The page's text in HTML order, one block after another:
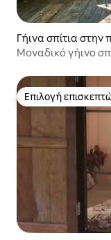
Γήινα σπίτια στην
Μοναδικό γήινο
Επιλογή
Επιλογή